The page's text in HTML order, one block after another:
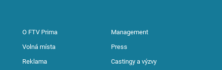
O FTV Prima Management
Volná místa Press
Reklama Castingy a výzvy